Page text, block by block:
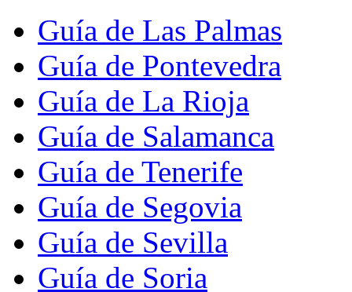
Guía de Las Palmas
Guía de Pontevedra
Guía de La Rioja
Guía de Salamanca
Guía de Tenerife
Guía de Segovia
Guía de Sevilla
Guía de Soria